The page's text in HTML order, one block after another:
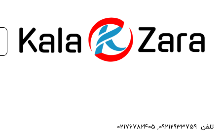
تلفن 09212933759
,
02176782405